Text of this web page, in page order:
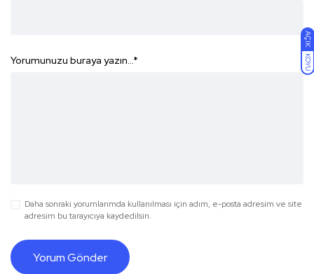
AÇIK
KOYU
Yorumunuzu buraya yazın...*
Daha sonraki yorumlarımda kullanılması için adım, e-posta adresim ve site
adresim bu tarayıcıya kaydedilsin.